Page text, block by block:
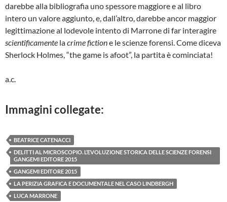
darebbe alla bibliografia uno spessore maggiore e al libro
intero un valore aggiunto, e, dall’altro, darebbe ancor maggior
legittimazione al lodevole intento di Marrone di far interagire
scientificamente lacrime fictione le scienze forensi. Come diceva
Sherlock Holmes, “the game is afoot”, la partita è cominciata!
a.c.
Immagini collegate:
BEATRICE CATENACCI
DELITTI AL MICROSCOPIO. L’EVOLUZIONE STORICA DELLE SCIENZE FORENSI
GANGEMI EDITORE 2015
GANGEMI EDITORE 2015
LA PERIZIA GRAFICA E DOCUMENTALE NEL CASO LINDBERGH
LUCA MARRONE